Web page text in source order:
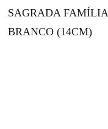
SAGRADA FAMÍLIA
BRANCO (14CM)